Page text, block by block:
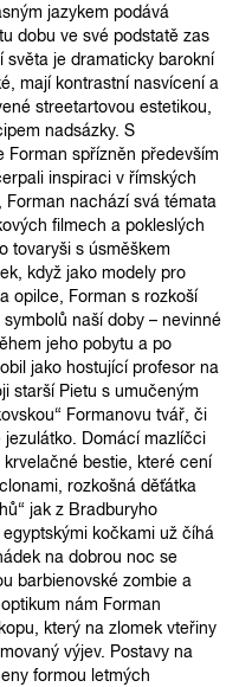
jazykem podává
dobu ve své podstatě zas
světa je dramaticky barokní
mají kontrastní nasvícení a
streetartovou estetikou,
nadsázky. S
Forman spřízněn především
inspiraci v římských
nachází svá témata
filmech a pokleslých
tovaryši s úsměškem
když jako modely pro
opilce, Forman s rozkoší
naší doby – nevinné
jeho pobytu a po
jako hostující profesor na
starší Pietu s umučeným
Formanovu tvář, či
Domácí mazlíčci
bestie, které cení
rozkošná děťátka
jak z Bradburyho
kočkami už číhá
na dobrou noc se
barbienovské zombie a
nám Forman
který na zlomek vteřiny
výjev. Postavy na
formou letmých